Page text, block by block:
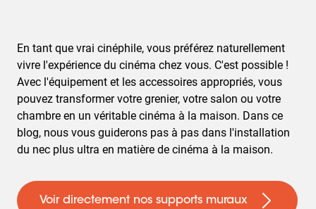
En tant que vrai cinéphile, vous préférez naturellement
vivre l'expérience du cinéma chez vous. C'est possible !
Avec l'équipement et les accessoires appropriés, vous
pouvez transformer votre grenier, votre salon ou votre
chambre en un véritable cinéma à la maison. Dans ce
blog, nous vous guiderons pas à pas dans l'installation
du nec plus ultra en matière de cinéma à la maison.
Voir directement nos supports muraux